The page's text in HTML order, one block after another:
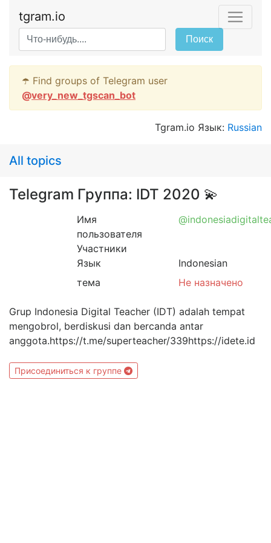
tgram.io
Поиск
☂️ Find groups of Telegram user
@very_new_tgscan_bot
Tgram.io Язык: Russian
All topics
Telegram Группа: IDT 2020 💫
Имя
пользователя
Участники
Язык
Indonesian
тема
Не назначено
Grup Indonesia Digital Teacher (IDT) adalah tempat
mengobrol, berdiskusi dan bercanda antar
anggota.https://t.me/superteacher/339https://idete.id
Присоединиться к группе